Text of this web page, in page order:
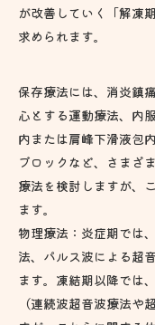
が改善していく「解凍
求められます。
保存療法には、消炎鎮
心とする運動療法、内
内または肩峰下滑液包
ブロックなど、さまざ
療法を検討しますが、
ます。
物理療法：炎症期では
法、パルス波による超
ます。凍結期以降では
（連続波超音波療法や